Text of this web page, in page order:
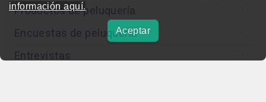
información aquí.
Aceptar
Productos de peluquería
Encuestas de peluquería
Entrevistas